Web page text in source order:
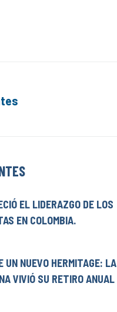
EL LIDERAZGO DE LOS
EN COLOMBIA.
UN NUEVO HERMITAGE: LA
VIVIÓ SU RETIRO ANUAL